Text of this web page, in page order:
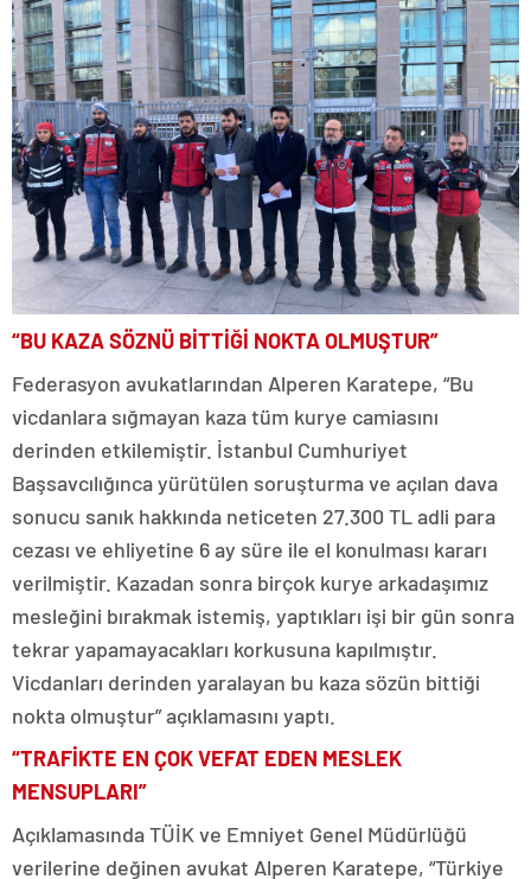
“BU KAZA SÖZNÜ BİTTİĞİ NOKTA OLMUŞTUR”
Federasyon avukatlarından Alperen Karatepe, “Bu
vicdanlara sığmayan kaza tüm kurye camiasını
derinden etkilemiştir. İstanbul Cumhuriyet
Başsavcılığınca yürütülen soruşturma ve açılan dava
sonucu sanık hakkında neticeten 27.300 TL adli para
cezası ve ehliyetine 6 ay süre ile el konulması kararı
verilmiştir. Kazadan sonra birçok kurye arkadaşımız
mesleğini bırakmak istemiş, yaptıkları işi bir gün sonra
tekrar yapamayacakları korkusuna kapılmıştır.
Vicdanları derinden yaralayan bu kaza sözün bittiği
nokta olmuştur” açıklamasını yaptı.
“TRAFİKTE EN ÇOK VEFAT EDEN MESLEK
MENSUPLARI”
Açıklamasında TÜİK ve Emniyet Genel Müdürlüğü
verilerine değinen avukat Alperen Karatepe, “Türkiye